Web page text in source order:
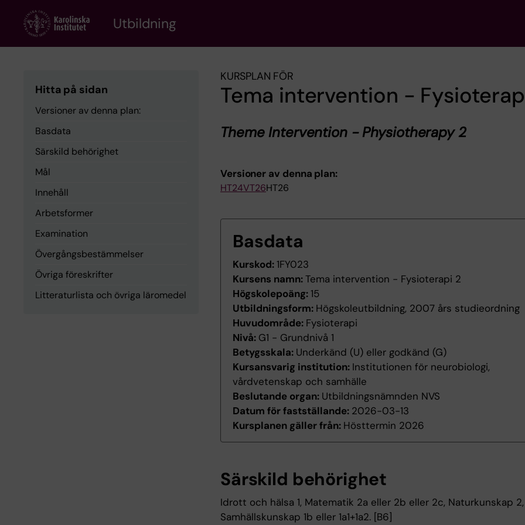
content
Utbildning
Hitta på sidan
Versioner av denna plan:
Basdata
Särskild behörighet
Mål
Innehåll
Arbetsformer
Examination
Övergångsbestämmelser
Övriga föreskrifter
Litteraturlista och övriga läromedel
KURSPLAN FÖR
Tema intervention -
Theme Intervention - Physiotherapy 2
Versioner av denna plan:
HT24VT26HT26
Basdata
Kurskod:1FY023
Kursens namn:Tema intervention - Fysioterapi 2
Högskolepoäng:15
Utbildningsform: Högskoleutbildning, 2007 års studieordning
Huvudområde: Fysioterapi
Nivå: G1 - Grundnivå 1
Betygsskala: Underkänd (U) eller godkänd (G)
Kursansvarig institution: Institutionen för neurobiologi,
vårdvetenskap och samhälle
Beslutande organ: Utbildningsnämnden NVS
Datum för fastställande: 2026-03-13
Kursplanen gäller från: Hösttermin 2026
Särskild behörighet
Idrott och hälsa 1, Matematik 2a eller 2b eller 2c, Naturkunskap 2,
Samhällskunskap 1b eller 1a1+1a2. [B6]